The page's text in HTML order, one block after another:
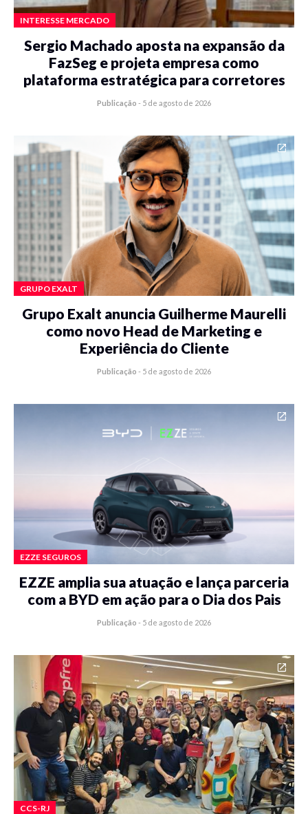
INTERESSE MERCADO
Sergio Machado aposta na expansão da
FazSeg e projeta empresa como
plataforma estratégica para corretores
Publicação - 5 de agosto de 2026
GRUPO EXALT
Grupo Exalt anuncia Guilherme Maurelli
como novo Head de Marketing e
Experiência do Cliente
Publicação - 5 de agosto de 2026
EZZE SEGUROS
EZZE amplia sua atuação e lança parceria
com a BYD em ação para o Dia dos Pais
Publicação - 5 de agosto de 2026
CCS-RJ